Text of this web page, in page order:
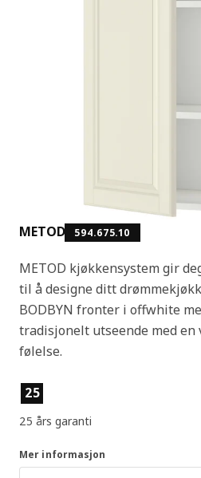
METOD 594.675.10
METOD kjøkkensystem gir
til å designe ditt
BODBYN fronter i offwhite
tradisjonelt utseende med en
følelse.
Produktfunksjoner
25
25 års garanti
Mer informasjon